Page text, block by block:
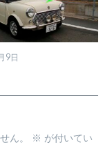
9日
ん。 ※ が付いてい